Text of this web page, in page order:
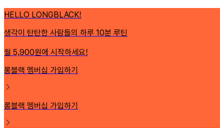
HELLO LONGBLACK!
생각이 탄탄한 사람들의 하루 10분 루틴
월 5,900원에 시작하세요!
롱블랙 멤버십 가입하기
롱블랙 멤버십 가입하기